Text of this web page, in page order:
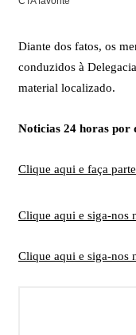
Diante dos fatos, os
conduzidos à
material localizado.
Noticias 24 horas por
Clique aqui e faça
Clique aqui e siga-nos
Clique aqui e siga-nos